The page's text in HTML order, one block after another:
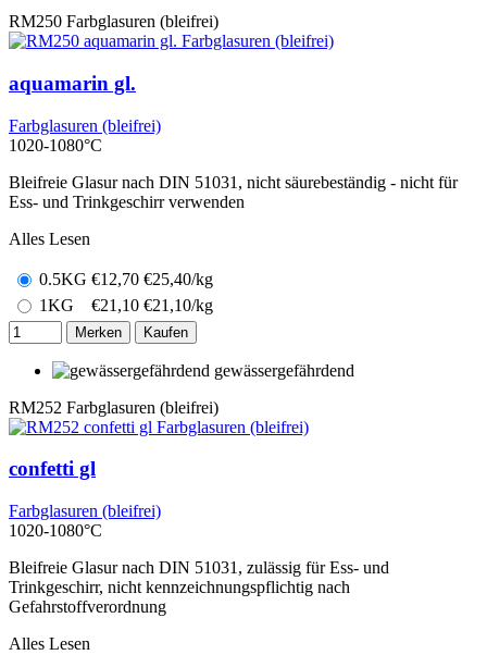
RM250 Farbglasuren (bleifrei)
aquamarin gl.
Farbglasuren (bleifrei)
1020-1080°C
Bleifreie Glasur nach DIN 51031, nicht säurebeständig - nicht für
Ess- und Trinkgeschirr verwenden
Alles Lesen
0.5KG €12,70 €25,40/kg
1KG
€21,10 €21,10/kg
Merken Kaufen
gewässergefährdend
RM252 Farbglasuren (bleifrei)
confetti gl
Farbglasuren (bleifrei)
1020-1080°C
Bleifreie Glasur nach DIN 51031, zulässig für Ess- und
Trinkgeschirr, nicht kennzeichnungspflichtig nach
Gefahrstoffverordnung
Alles Lesen